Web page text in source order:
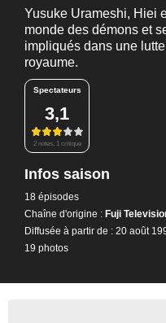
Yusuke Urameshi, Hiei
monde des démons et
impliqués dans une
royaume.
Spectateurs
3,1
2 notes, 1 critique
Infos saison
18 épisodes
Chaîne d'origine : Fuji
Diffusée à partir de : 20 août
19 photos